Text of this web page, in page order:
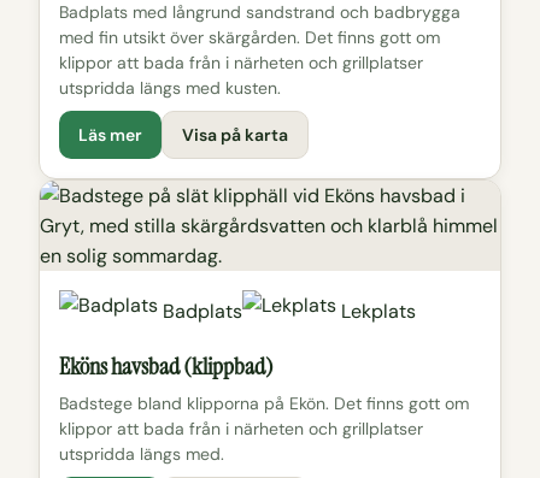
Badplats med långrund sandstrand och badbrygga
med fin utsikt över skärgården. Det finns gott om
klippor att bada från i närheten och grillplatser
utspridda längs med kusten.
Läs mer Visa på karta
Badplats Lekplats
Eköns havsbad (klippbad)
Badstege bland klipporna på Ekön. Det finns gott om
klippor att bada från i närheten och grillplatser
utspridda längs med.